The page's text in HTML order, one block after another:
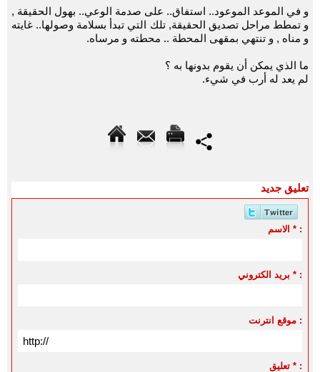
و في الموعد الموعود.. استفاق.. على صدمة الوعي.. بهول الحقيقة ,
و تمطط مراحل تصديق الحقيقة, تلك التي تبدأ بسلامة وصولها.. غايته
و مناه , و تنتهي بمقهى المحطة .. محطته و مرساه.
ما الذي يمكن أن يقوم بدونها به ؟
لم يعد له أرب في شيء.
تعليق جديد
الاسم * :
بريد الكتروني * :
موقع انترنت :
تعليق * :